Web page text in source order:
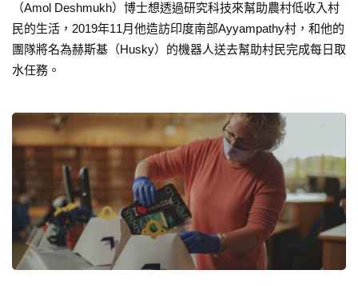
（Amol Deshmukh）博士想透過研究科技來幫助農村低收入村
民的生活，2019年11月他造訪印度南部Ayyampathy村，和他的
團隊將名為赫斯基（Husky）的機器人送去幫助村民完成每日取
水任務。